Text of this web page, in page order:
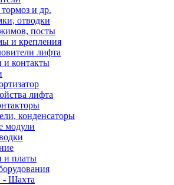
и др.
отводки
посты
и крепления
лифта
и контакты
лифта
конденсаторы
модули
и платы
- Шахта